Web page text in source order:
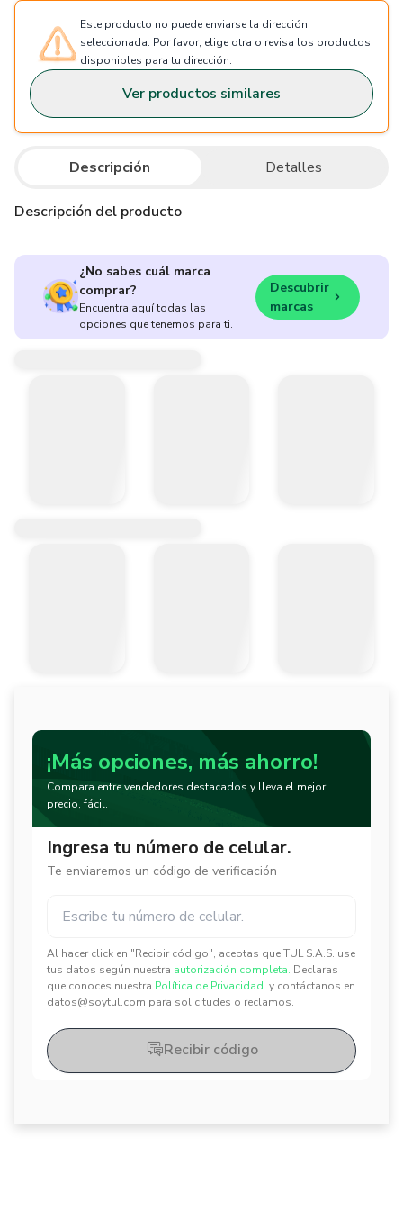
Este producto no puede enviarse la dirección
seleccionada. Por favor, elige otra o revisa los productos
disponibles para tu dirección.
Ver productos similares
Descripción Detalles
Descripción del producto
¿No sabes cuál marca
comprar?
Encuentra aquí todas las
opciones que tenemos para ti.
Descubrir
marcas
¡Más opciones, más ahorro!
Compara entre vendedores destacados y lleva el mejor
precio, fácil.
Ingresa tu número de celular.
Te enviaremos un código de verificación
Al hacer click en "Recibir código", aceptas que TUL S.A.S. use
tus datos según nuestra autorización completa. Declaras
que conoces nuestra Política de Privacidad. y contáctanos en
datos@soytul.com para solicitudes o reclamos.
✕
✕
Recibir código